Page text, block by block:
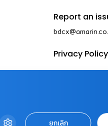
Report an
Privacy Policy
ยกเลิก